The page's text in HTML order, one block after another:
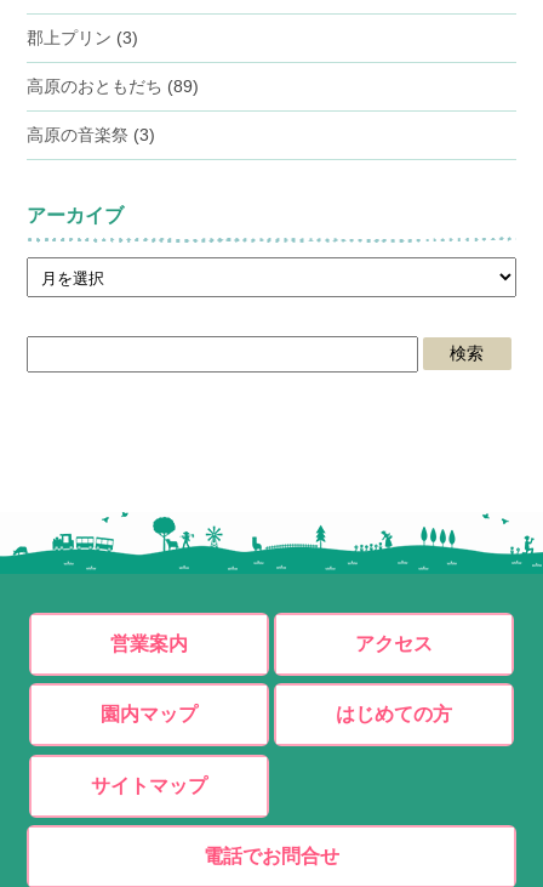
郡上プリン (3)
高原のおともだち (89)
高原の音楽祭 (3)
アーカイブ
営業案内 アクセス
園内マップ はじめての方
サイトマップ
電話でお問合せ